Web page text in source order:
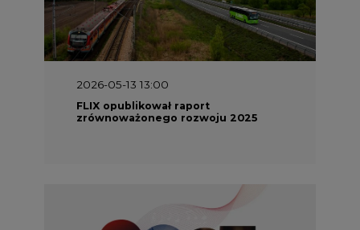
2026-05-13 13:00
FLIX opublikował raport
zrównoważonego rozwoju 2025